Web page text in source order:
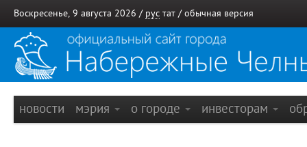
Воскресенье, 9 августа 2026 / рус тат / обычная версия
новости мэрия о городе инвесторам